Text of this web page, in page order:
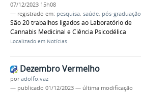
07/12/2023 15h08
— registrado em: pesquisa, saúde, pós-graduação
São 20 trabalhos ligados ao Laboratório de
Cannabis Medicinal e Ciência Psicodélica
Localizado em Notícias
Dezembro Vermelho
poradolfo.vaz
— publicado 01/12/2023 — última modificação